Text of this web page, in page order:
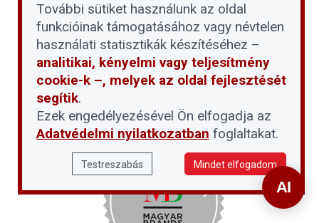
További sütiket használunk az oldal
funkcióinak támogatásához vagy névtelen
használati statisztikák készítéséhez –
analitikai, kényelmi vagy teljesítmény
cookie-k –, melyek az oldal fejlesztését
segítik.
Ezek engedélyezésével Ön elfogadja az
Adatvédelmi nyilatkozatban foglaltakat.
Testreszabás Mindet elfogadom